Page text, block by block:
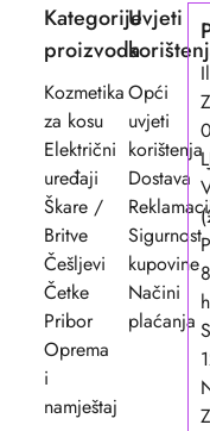
Kategorije
proizvoda
Kozmetika
za kosu
Električni
uređaji
Škare /
Britve
Češljevi
Četke
Pribor
Oprema
i
namještaj
Uvjeti
Opći
uvjeti
korištenja
Dostava
Sigurnost
kupovine
Načini
plaćanja
h